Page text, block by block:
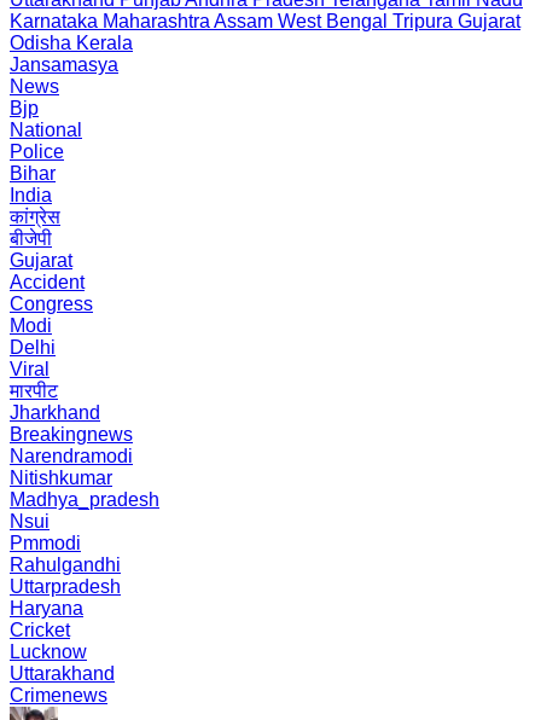
Karnataka Maharashtra Assam West Bengal Tripura Gujarat
Odisha Kerala
Jansamasya
News
Bjp
National
Police
Bihar
India
कांग्रेस
बीजेपी
Gujarat
Accident
Congress
Modi
Delhi
Viral
मारपीट
Jharkhand
Breakingnews
Narendramodi
Nitishkumar
Madhya_pradesh
Nsui
Pmmodi
Rahulgandhi
Uttarpradesh
Haryana
Cricket
Lucknow
Uttarakhand
Crimenews